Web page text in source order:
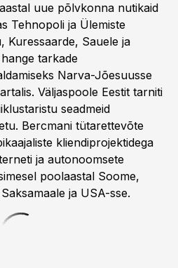
uue põlvkonna nutikaid
Tehnopoli ja Ülemiste
Kuressaarde, Sauele ja
tarkade
Narva-Jõesuusse
Väljaspoole Eestit tarniti
seadmeid
Bercmani tütarettevõte
kliendiprojektidega
ja autonoomsete
poolaastal Soome,
ja USA-sse.